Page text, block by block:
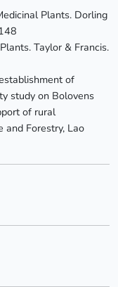
Plants. Dorling
Taylor & Francis.
of
study on Bolovens
of rural
and Forestry, Lao